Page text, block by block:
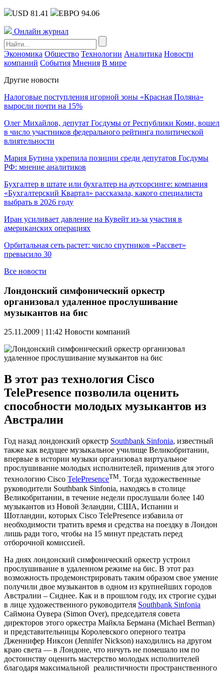
USD 81.41 ЕВРО 94.06
Онлайн журнал
Экономика Общество Технологии Аналитика Новости
компаний События Мнения В мире
Другие новости
Налоговые поступления игорной зоны «Красная Поляна»
выросли почти на 15%
Олег Михайлов, депутат Госдумы от Республики Коми, вошел
в число участников федерального рейтинга политической
влиятельности
Мария Бутина укрепила позиции среди депутатов Госдумы
РФ: мнение аналитиков
Бухгалтер в штате или бухгалтер на аутсорсинге: компания
«Бухгалтерский Квартал» рассказала, какого специалиста
выбрать в 2026 году
Иран усиливает давление на Кувейт из-за участия в
американских операциях
Орбитальная сеть растет: число спутников «Рассвет»
превысило 30
Все новости
Лондонский симфонический оркестр
организовал удаленное прослушивание
музыкантов на бис
25.11.2009 | 11:42 Новости компаний
В этот раз технология Cisco
TelePresence позволила оценить
способности молодых музыкантов из
Австралии
Год назад лондонский оркестр Southbank Sinfonia, известный
также как ведущее музыкальное училище Великобритании,
впервые в истории музыки организовал виртуальное
прослушивание молодых исполнителей, применив для этого
технологию Cisco TelePresenceTM. Тогда художественные
руководители Southbank Sinfonia, находясь в столице
Великобритании, в течение недели прослушали более 140
музыкантов из Новой Зеландии, США, Испании и
Шотландии, которых Cisco TelePresence избавила от
необходимости тратить время и средства на поездку в Лондон
лишь ради того, чтобы на 15 минут предстать перед
отборочной комиссией.
На днях лондонский симфонический оркестр устроил
прослушивание в удаленном режиме на бис. В этот раз
возможность продемонстрировать таким образом свое умение
получили двое музыкантов в одном из крупнейших городов
Австралии – Сиднее. Как и в прошлом году, их строгие судьи
в лице художественного руководителя Southbank Sinfonia
Саймона Оувера (Simon Over), председателя совета
директоров этого оркестра Майкла Бермана (Michael Berman)
и представительницы Королевского оперного театра
Дженнифер Никсон (Jennifer Nickson) находились на другом
краю света — в Лондоне, что ничуть не помешало им по
достоинству оценить мастерство молодых исполнителей
благодаря максимальной реалистичности пространственного